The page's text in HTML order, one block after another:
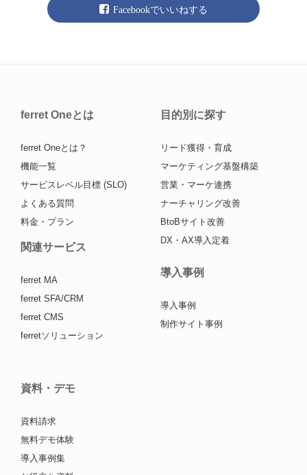
Facebookでいいねする
ferret Oneとは
ferret Oneとは？
機能一覧
サービスレベル目標 (SLO)
よくある質問
料金・プラン
関連サービス
ferret MA
ferret SFA/CRM
ferret CMS
ferretソリューション
目的別に探す
リード獲得・育成
マーケティング基盤構築
営業・マーケ連携
ナーチャリング改善
BtoBサイト改善
DX・AX導入定着
導入事例
導入事例
制作サイト事例
資料・デモ
資料請求
無料デモ体験
導入事例集